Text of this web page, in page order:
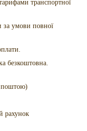
транспортної
за умови повної
безкоштовна.
поштою)
рахунок